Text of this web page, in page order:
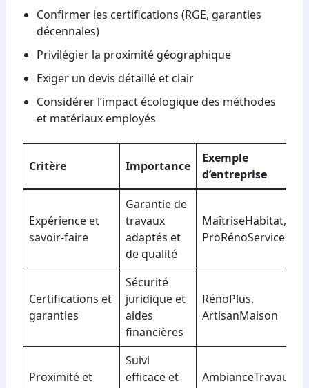
Confirmer les certifications (RGE, garanties
décennales)
Privilégier la proximité géographique
Exiger un devis détaillé et clair
Considérer l’impact écologique des méthodes
et matériaux employés
Critère Importance
Exemple
d’entreprise
Expérience et
savoir-faire
Garantie de
travaux
adaptés et
de qualité
MaîtriseHabitat,
ProRénoServices
Certifications et
garanties
Sécurité
juridique et
aides
financières
RénoPlus,
ArtisanMaison
Proximité et
Suivi
efficace et
AmbianceTravaux,